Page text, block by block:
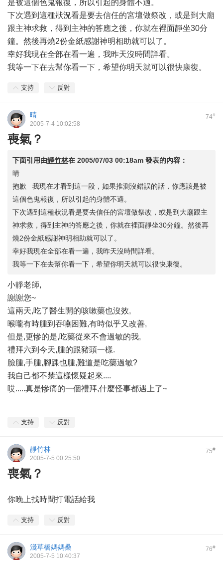
是被這個色鬼報復，所以引起的身體不適。
下次遇到這種狀況看是要去信任的宮壇做祭改，或是到大廟
跟主神求救，得到主神的答應之後，你就在裡面靜坐30分
鐘。然後再燒2份金紙感謝神明相助就可以了。
幸好我現在全部在看一遍，我昨天沒時間詳看。
我等一下在去幫你看一下，希望你明天就可以很快康復。
支持 反對
74#
晴
2005-7-4 10:02:58
喪氣？
下面引用由靜竹林在 2005/07/03 00:18am 發表的內容：
晴
抱歉 我現在才看到這一段，如果推測沒錯誤的話，你應該是被
這個色鬼報復，所以引起的身體不適。
下次遇到這種狀況看是要去信任的宮壇做祭改，或是到大廟跟主
神求救，得到主神的答應之後，你就在裡面靜坐30分鐘。然後再
燒2份金紙感謝神明相助就可以了。
幸好我現在全部在看一遍，我昨天沒時間詳看。
我等一下在去幫你看一下，希望你明天就可以很快康復。
小靜老師,
謝謝您~
這兩天,吃了醫生開的咳嗽藥也沒效,
喉嚨有時腫到吞嚥困難,有時似乎又改善,
但是,更慘的是,吃藥從來不會過敏的我,
禮拜六到今天,腫的跟豬頭一樣.
臉腫,手腫,腳踝也腫,難道是吃藥過敏?
我自己都不禁這樣懷疑起來....
哎.....真是慘痛的一個禮拜,什麼怪事都遇上了~
支持 反對
75#
靜竹林
2005-7-5 00:25:50
喪氣？
你晚上找時間打電話給我
支持 反對
76#
淺草橋媽媽桑
2005-7-5 10:40:37